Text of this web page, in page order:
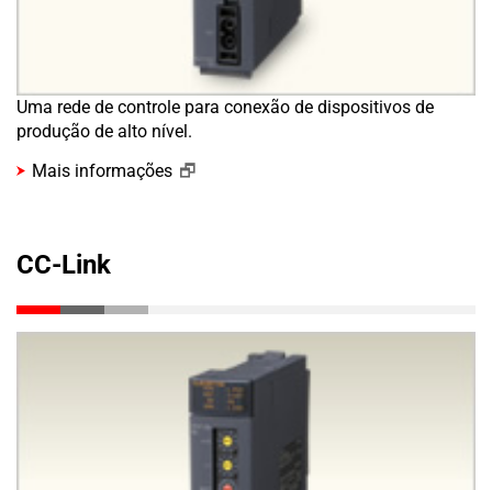
Uma rede de controle para conexão de dispositivos de
produção de alto nível.
Mais informações
CC-Link